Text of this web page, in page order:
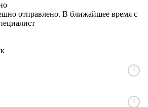
отправлено. В ближайшее время с
0
0